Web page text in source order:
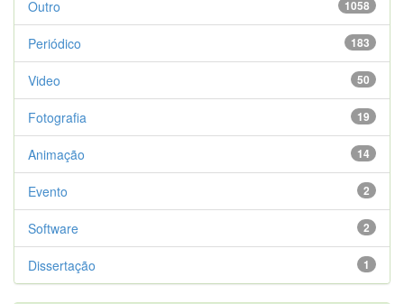
1058
Outro
183
Periódico
50
Video
19
Fotografia
14
Animação
2
Evento
2
Software
1
Dissertação